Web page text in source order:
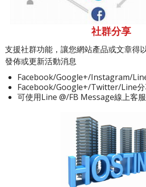
社群分享
支援社群功能，讓您網站產品或文章得
發佈或更新活動消息
Facebook/Google+/Instagram/
Facebook/Google+/Twitter/Line分
可使用Line @/FB Message線上客